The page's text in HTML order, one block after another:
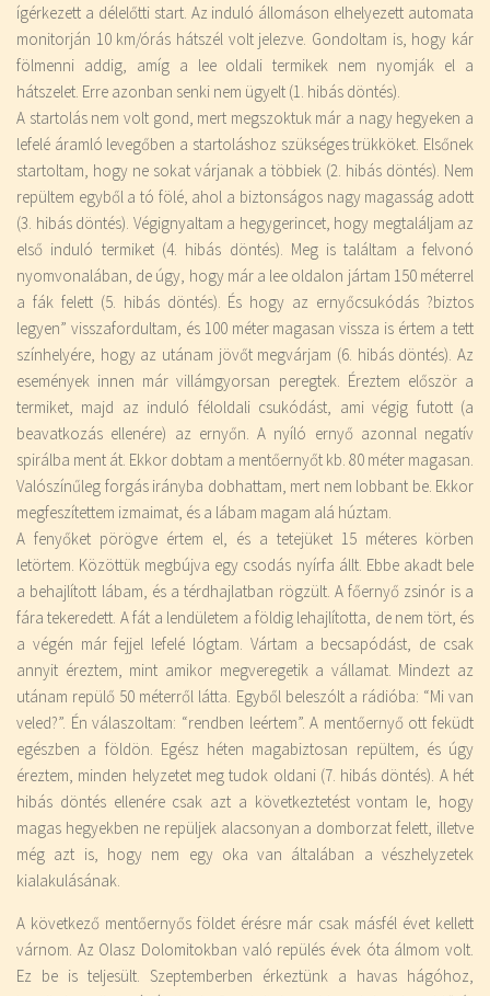
ígérkezett a délelőtti start. Az induló állomáson elhelyezett automata
monitorján 10 km/órás hátszél volt jelezve. Gondoltam is, hogy kár
fölmenni addig, amíg a lee oldali termikek nem nyomják el a
hátszelet. Erre azonban senki nem ügyelt (1. hibás döntés).
A startolás nem volt gond, mert megszoktuk már a nagy hegyeken a
lefelé áramló levegőben a startoláshoz szükséges trükköket. Elsőnek
startoltam, hogy ne sokat várjanak a többiek (2. hibás döntés). Nem
repültem egyből a tó fölé, ahol a biztonságos nagy magasság adott
(3. hibás döntés). Végignyaltam a hegygerincet, hogy megtaláljam az
első induló termiket (4. hibás döntés). Meg is találtam a felvonó
nyomvonalában, de úgy, hogy már a lee oldalon jártam 150 méterrel
a fák felett (5. hibás döntés). És hogy az ernyőcsukódás ?biztos
legyen” visszafordultam, és 100 méter magasan vissza is értem a tett
színhelyére, hogy az utánam jövőt megvárjam (6. hibás döntés). Az
események innen már villámgyorsan peregtek. Éreztem először a
termiket, majd az induló féloldali csukódást, ami végig futott (a
beavatkozás ellenére) az ernyőn. A nyíló ernyő azonnal negatív
spirálba ment át. Ekkor dobtam a mentőernyőt kb. 80 méter magasan.
Valószínűleg forgás irányba dobhattam, mert nem lobbant be. Ekkor
megfeszítettem izmaimat, és a lábam magam alá húztam.
A fenyőket pörögve értem el, és a tetejüket 15 méteres körben
letörtem. Közöttük megbújva egy csodás nyírfa állt. Ebbe akadt bele
a behajlított lábam, és a térdhajlatban rögzült. A főernyő zsinór is a
fára tekeredett. A fát a lendületem a földig lehajlította, de nem tört, és
a végén már fejjel lefelé lógtam. Vártam a becsapódást, de csak
annyit éreztem, mint amikor megveregetik a vállamat. Mindezt az
utánam repülő 50 méterről látta. Egyből beleszólt a rádióba: “Mi van
veled?”. Én válaszoltam: “rendben leértem”. A mentőernyő ott feküdt
egészben a földön. Egész héten magabiztosan repültem, és úgy
éreztem, minden helyzetet meg tudok oldani (7. hibás döntés). A hét
hibás döntés ellenére csak azt a következtetést vontam le, hogy
magas hegyekben ne repüljek alacsonyan a domborzat felett, illetve
még azt is, hogy nem egy oka van általában a vészhelyzetek
kialakulásának.
A következő mentőernyős földet érésre már csak másfél évet kellett
várnom. Az Olasz Dolomitokban való repülés évek óta álmom volt.
Ez be is teljesült. Szeptemberben érkeztünk a havas hágóhoz,